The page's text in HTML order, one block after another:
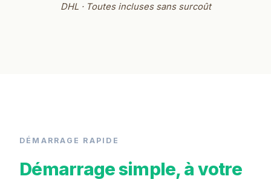
DHL · Toutes incluses sans surcoût
DÉMARRAGE RAPIDE
Démarrage simple, à votre